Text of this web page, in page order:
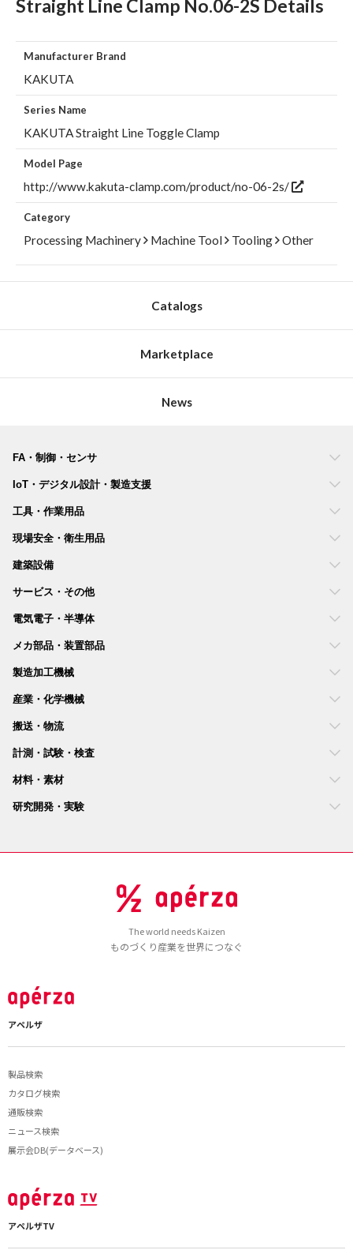
Straight Line Clamp No.06-2S Details
Manufacturer Brand
KAKUTA
Series Name
KAKUTA Straight Line Toggle Clamp
Model Page
http://www.kakuta-clamp.com/product/no-06-2s/
Category
Processing Machinery Machine Tool Tooling Other
Catalogs
Marketplace
News
FA・制御・センサ
IoT・デジタル設計・製造支援
工具・作業用品
現場安全・衛生用品
建築設備
サービス・その他
電気電子・半導体
メカ部品・装置部品
製造加工機械
産業・化学機械
搬送・物流
計測・試験・検査
材料・素材
研究開発・実験
The world needs Kaizen
ものづくり産業を世界につなぐ
アペルザ
製品検索
カタログ検索
通販検索
ニュース検索
展示会DB(データベース)
アペルザTV